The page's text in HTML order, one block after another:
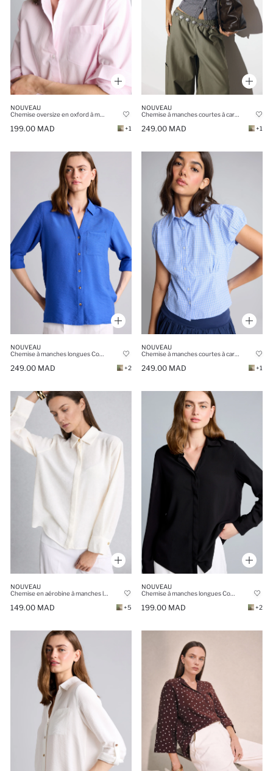
NOUVEAU
Chemise oversize en oxford à manches longues
199.00 MAD +1
NOUVEAU
Chemise à manches courtes à carreaux 100% coton Coupe ajustée
249.00 MAD +1
NOUVEAU
249.00 MAD +2
NOUVEAU
249.00 MAD +1
NOUVEAU
149.00 MAD +5
NOUVEAU
199.00 MAD +2